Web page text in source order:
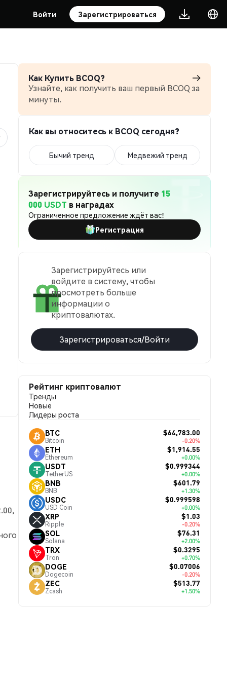
Войти Зарегистрироваться
Как Купить BCOQ?
Узнайте, как получить ваш первый BCOQ за
минуты.
Как вы относитесь к BCOQ сегодня?
Бычий тренд Медвежий тренд
Зарегистрируйтесь и получите 15
000 USDT в наградах
Ограниченное предложение ждёт вас!
Регистрация
Зарегистрируйтесь или
войдите в систему, чтобы
просмотреть больше
информации о
криптовалютах.
Зарегистрироваться/Войти
Рейтинг криптовалют
Тренды
Новые
Лидеры роста
BTC
Bitcoin
$64,783.00
-0.20%
ETH
Ethereum
$1,914.55
+0.00%
USDT
TetherUS
$0.999344
+0.00%
BNB
BNB
$601.79
+1.30%
USDC
USD Coin
$0.999598
+0.00%
XRP
Ripple
$1.03
-0.20%
SOL
Solana
$76.31
+2.00%
TRX
Tron
$0.3295
+0.70%
DOGE
Dogecoin
$0.07006
-0.20%
ZEC
Zcash
$513.77
+1.50%